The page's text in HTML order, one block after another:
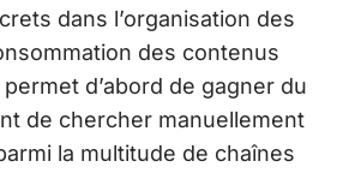
dans l’organisation des
des contenus
d’abord de gagner du
de chercher manuellement
la multitude de chaînes